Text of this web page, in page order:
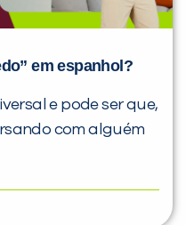
em espanhol?
e pode ser que,
com alguém